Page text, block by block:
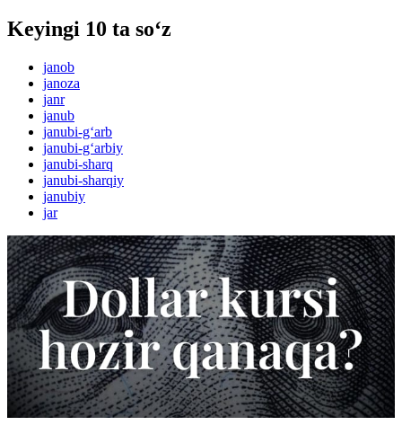
Keyingi 10 ta so‘z
janob
janoza
janr
janub
janubi-g‘arb
janubi-g‘arbiy
janubi-sharq
janubi-sharqiy
janubiy
jar